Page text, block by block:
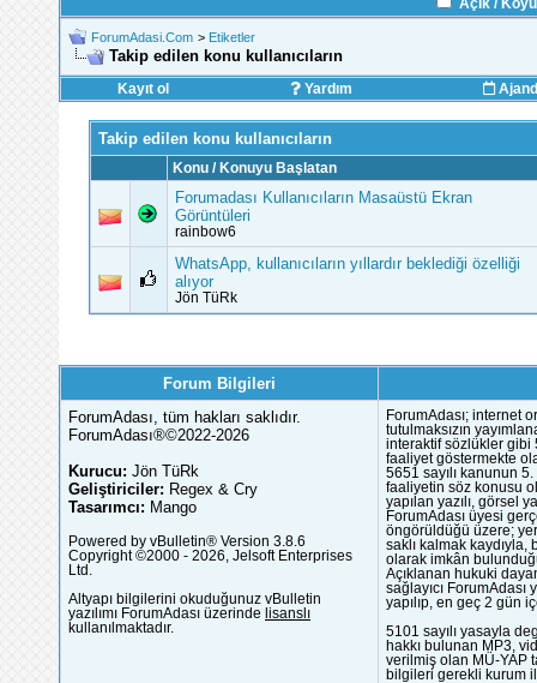
Açık /
ForumAdasi.Com > Etiketler
Takip edilen konu kullanıcıların
Kayıt ol Yardım
Takip edilen konu kullanıcıların
Konu / Konuyu Başlatan
Forumadası Kullanıcıların Masaüstü Ekran
Görüntüleri
rainbow6
WhatsApp, kullanıcıların yıllardır beklediği özelliği
alıyor
Jön TüRk
Forum Bilgileri
ForumAdası, tüm hakları saklıdır.
ForumAdası®©2022-2026
Kurucu: Jön TüRk
Geliştiriciler: Regex & Cry
Tasarımcı: Mango
Powered by vBulletin® Version 3.8.6
Copyright ©2000 - 2026, Jelsoft Enterprises
Ltd.
Altyapı bilgilerini okuduğunuz vBulletin
yazılımı ForumAdası üzerinde lisanslı
kullanılmaktadır.
ForumAdası; internet
tutulmaksızın
interaktif sözlükler gibi
faaliyet göstermekte
5651 sayılı kanunun
faaliyetin söz konusu
yapılan yazılı, görsel
ForumAdası üyesi
öngörüldüğü üzere;
saklı kalmak
olarak imkân
Açıklanan hukuki
sağlayıcı
yapılıp, en geç 2 gün
5101 sayılı yasayla
hakkı bulunan MP3,
verilmiş olan MÜ-YAP
bilgileri gerekli kurum